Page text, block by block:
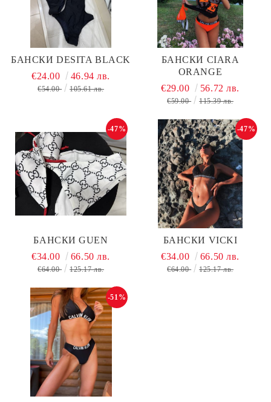
БАНСКИ DESITA BLACK
€24.00 46.94 лв.
€54.00 105.61 лв.
БАНСКИ CIARA
ORANGE
€29.00 56.72 лв.
€59.00 115.39 лв.
БАНСКИ GUEN
-47%
€34.00 66.50 лв.
€64.00 125.17 лв.
БАНСКИ VICKI
-47%
€34.00 66.50 лв.
€64.00 125.17 лв.
-51%